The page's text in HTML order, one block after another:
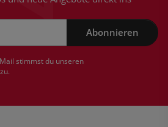
Abonnieren
stimmst du unseren
zu.